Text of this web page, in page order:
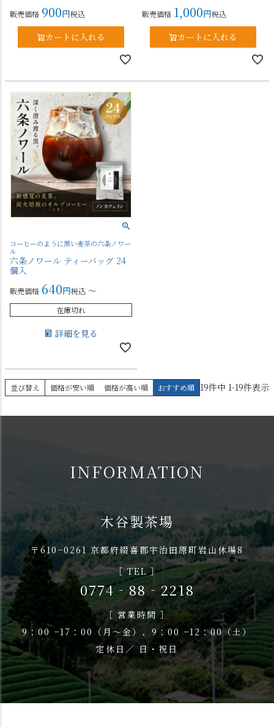
販売価格 900 税込
カートに入れる
販売価格 1,000 税込
カートに入れる
コーヒーのように黒い麦茶の六条ノワー
ル
六条ノワール ティーバッグ 24
個入
販売価格 640 税込 〜
在庫切れ
詳細を見る
並び替え 価格が安い順 価格が高い順 おすすめ順 19件中 1-19件表示
INFORMATION
木谷製茶場
〒610−0261 京都府綴喜郡宇治田原町岩山休場8
［ TEL ］
0774‐88‐2218
［ 営業時間 ］
9：00 −17：00（月〜金）、9：00 −12：00（土）
定休日／ 日・祝日